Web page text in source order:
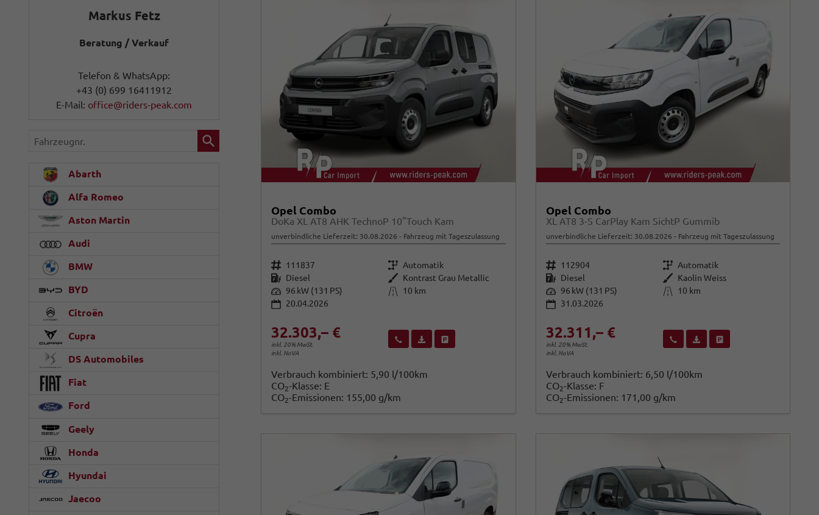
Opel Combo
DoKa XL AT8 AHK TechnoP 10"Touch Kam
unverbindliche Lieferzeit: 30.08.2026 Fahrzeug mit Tageszulassung
Fahrzeugnr. 111837 Getriebe Automatik
Kraftstoff Diesel Außenfarbe Kontrast Grau Metallic
Leistung 96 kW (131 PS) Kilometerstand 10 km
20.04.2026
32.303,– €
inkl. 20% MwSt.
inkl. NoVA
Wir rufen Sie anFahrzeugexposé (PDF)
Verbrauch kombiniert: 5,90 l/100km
CO2-Klasse: E
CO2-Emissionen: 155,00 g/km
Opel Combo
XL AT8 3-S CarPlay Kam SichtP Gummib
unverbindliche Lieferzeit: 30.08.2026 Fahrzeug mit Tageszulassung
Fahrzeugnr. 112904 Getriebe Automatik
Kraftstoff Diesel Außenfarbe
Kaolin Weiss
Leistung 96 kW (131 PS) Kilometerstand
10 km
31.03.2026
32.311,– €
inkl. 20% MwSt.
inkl. NoVA
Wir rufen Sie anFahrzeugexposé (PDF)
Fahrzeug parken
Verbrauch kombiniert: 6,50 l/100km
CO2-Klasse: F
CO2-Emissionen: 171,00 g/km
Markus Fetz
Beratung / Verkauf
Telefon & WhatsApp:
+43 (0) 699 16411912
E-Mail: office@riders-peak.com
Fahrzeugnr.
Abarth
Alfa Romeo
Aston Martin
Audi
BMW
BYD
Citroën
Cupra
DS Automobiles
Fiat
Ford
Geely
Honda
Hyundai
Jaecoo